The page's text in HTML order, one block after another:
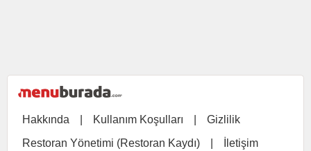
Hakkında Kullanım Koşulları
Gizlilik
Restoran Yönetimi (Restoran Kaydı)
İletişim